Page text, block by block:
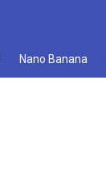
Nano Banana